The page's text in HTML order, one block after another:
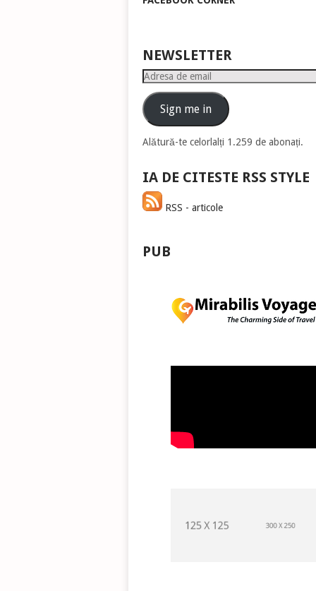
NEWSLETTER
Adresa
emailSign me in
Alătură-te celorlalți 1.259 de abonați.
IA DE CITESTE RSS STYLE
RSS - articole
PUB